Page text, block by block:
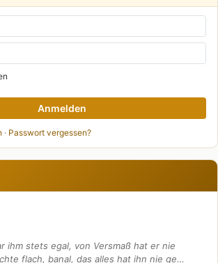
Anmelden
· Passwort vergessen?
ihm stets egal, von Versmaß hat er nie
flach, banal, das alles hat ihn nie ge…